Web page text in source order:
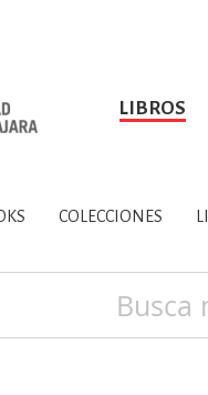
LIBROS
HISTORIA
DE LA
COLECCIONES